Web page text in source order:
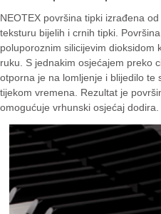
NEOTEX površina tipki izrađena
teksturu bijelih i crnih tipki.
poluporoznim silicijevim dioksidom
ruku. S jednakim osjećajem preko
otporna je na lomljenje i blijedilo te
tijekom vremena. Rezultat je
omogućuje vrhunski osjećaj dodira.